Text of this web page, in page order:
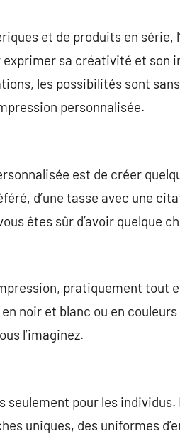
et de produits en
sa créativité et son
les possibilités sont
personnalisée.
est de créer
d’une tasse avec une
êtes sûr d’avoir quelque
pratiquement tout
noir et blanc ou en
l’imaginez.
seulement pour les
uniques, des uniformes